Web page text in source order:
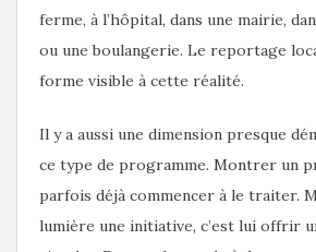
ferme, à l’hôpital, dans une mairie,
ou une boulangerie. Le reportage
forme visible à cette réalité.
Il y a aussi une dimension presque
ce type de programme. Montrer un
parfois déjà commencer à le traiter.
lumière une initiative, c’est lui offrir